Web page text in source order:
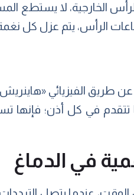
لا يستطع
الرأس، يتم عزل كل
تتقدم في كل أذن؛ فإنها
في الدماغ